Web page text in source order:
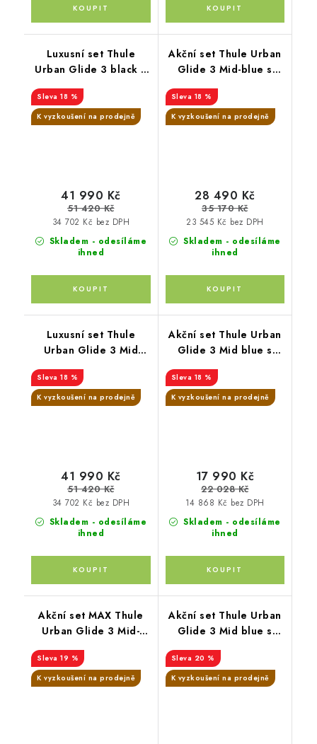
Luxusní set Thule
Urban Glide 3 black +
pláštěnka + moskytiéra
+ madlo + pláštěnka na
18 %
K vyzkoušení na prodejně
Skladem - odesíláme
ihned
34 702 Kč bez DPH
41 990 Kč
51 420 Kč
Akční set Thule Urban
Glide 3 Mid-blue s
korba Black+originální
příslušenství THULE
18 %
K vyzkoušení na prodejně
Skladem - odesíláme
ihned
23 545 Kč bez DPH
28 490 Kč
35 170 Kč
Luxusní set Thule
Urban Glide 3 Mid
+ pláštěnka +
moskytiéra + madlo +
18 %
K vyzkoušení na prodejně
Skladem - odesíláme
ihned
34 702 Kč bez DPH
41 990 Kč
51 420 Kč
Akční set Thule Urban
Glide 3 Mid blue s
Thule+pláštěnka
Altabebe+moskytiéra
18 %
K vyzkoušení na prodejně
Skladem - odesíláme
ihned
14 868 Kč bez DPH
17 990 Kč
22 028 Kč
Akční set MAX Thule
Urban Glide 3 Mid-
blue + Joie i-Gemm 3
19 %
K vyzkoušení na prodejně
Akční set Thule Urban
Glide 3 Mid blue s
magnet.přezkou+
korbička Tinted taupe
+ madlo Thule +
20 %
K vyzkoušení na prodejně